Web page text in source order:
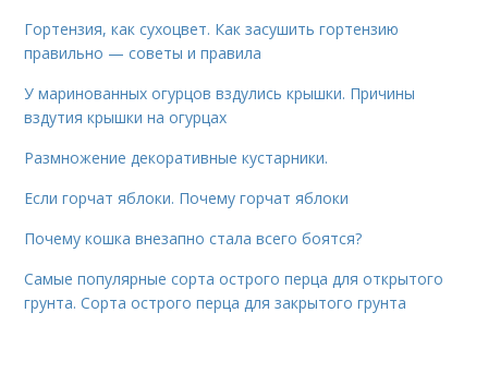
Гортензия, как сухоцвет. Как засушить гортензию
правильно — советы и правила
У маринованных огурцов вздулись крышки. Причины
вздутия крышки на огурцах
Размножение декоративные кустарники.
Если горчат яблоки. Почему горчат яблоки
Почему кошка внезапно стала всего боятся?
Самые популярные сорта острого перца для открытого
грунта. Сорта острого перца для закрытого грунта